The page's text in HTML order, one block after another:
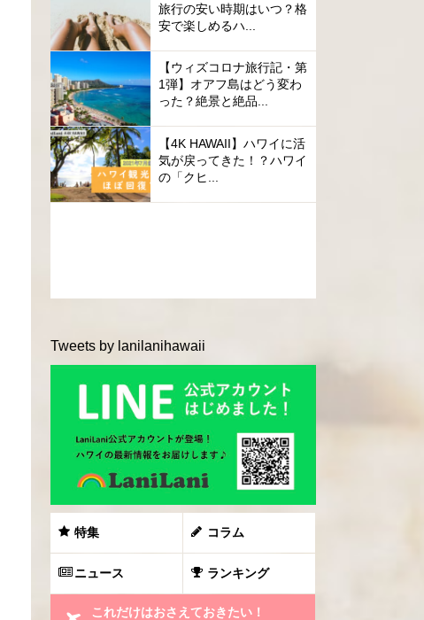
旅行の安い時期はいつ？格
安で楽しめるハ...
【ウィズコロナ旅行記・第
1弾】オアフ島はどう変わ
った？絶景と絶品...
【4K HAWAII】ハワイに活
気が戻ってきた！？ハワイ
の「クヒ...
Tweets by lanilanihawaii
特集 コラム
ニュース ランキング
これだけはおさえておきたい！